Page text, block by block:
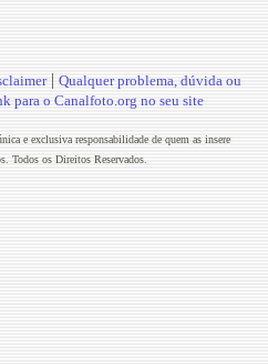
| Qualquer problema, dúvida ou
para o Canalfoto.org no seu site
e exclusiva responsabilidade de quem as insere
Todos os Direitos Reservados.